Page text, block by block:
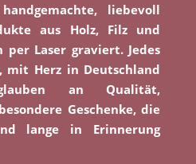
liebevoll
aus Holz, Filz und
Laser graviert. Jedes
mit Herz in Deutschland
an Qualität,
Geschenke, die
lange in Erinnerung